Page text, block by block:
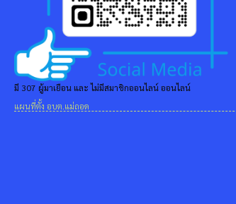
มี 307 ผู้มาเยือน และ ไม่มีสมาชิกออนไลน์ ออนไลน์
แผนที่ตั้ง อบต.แม่ถอด